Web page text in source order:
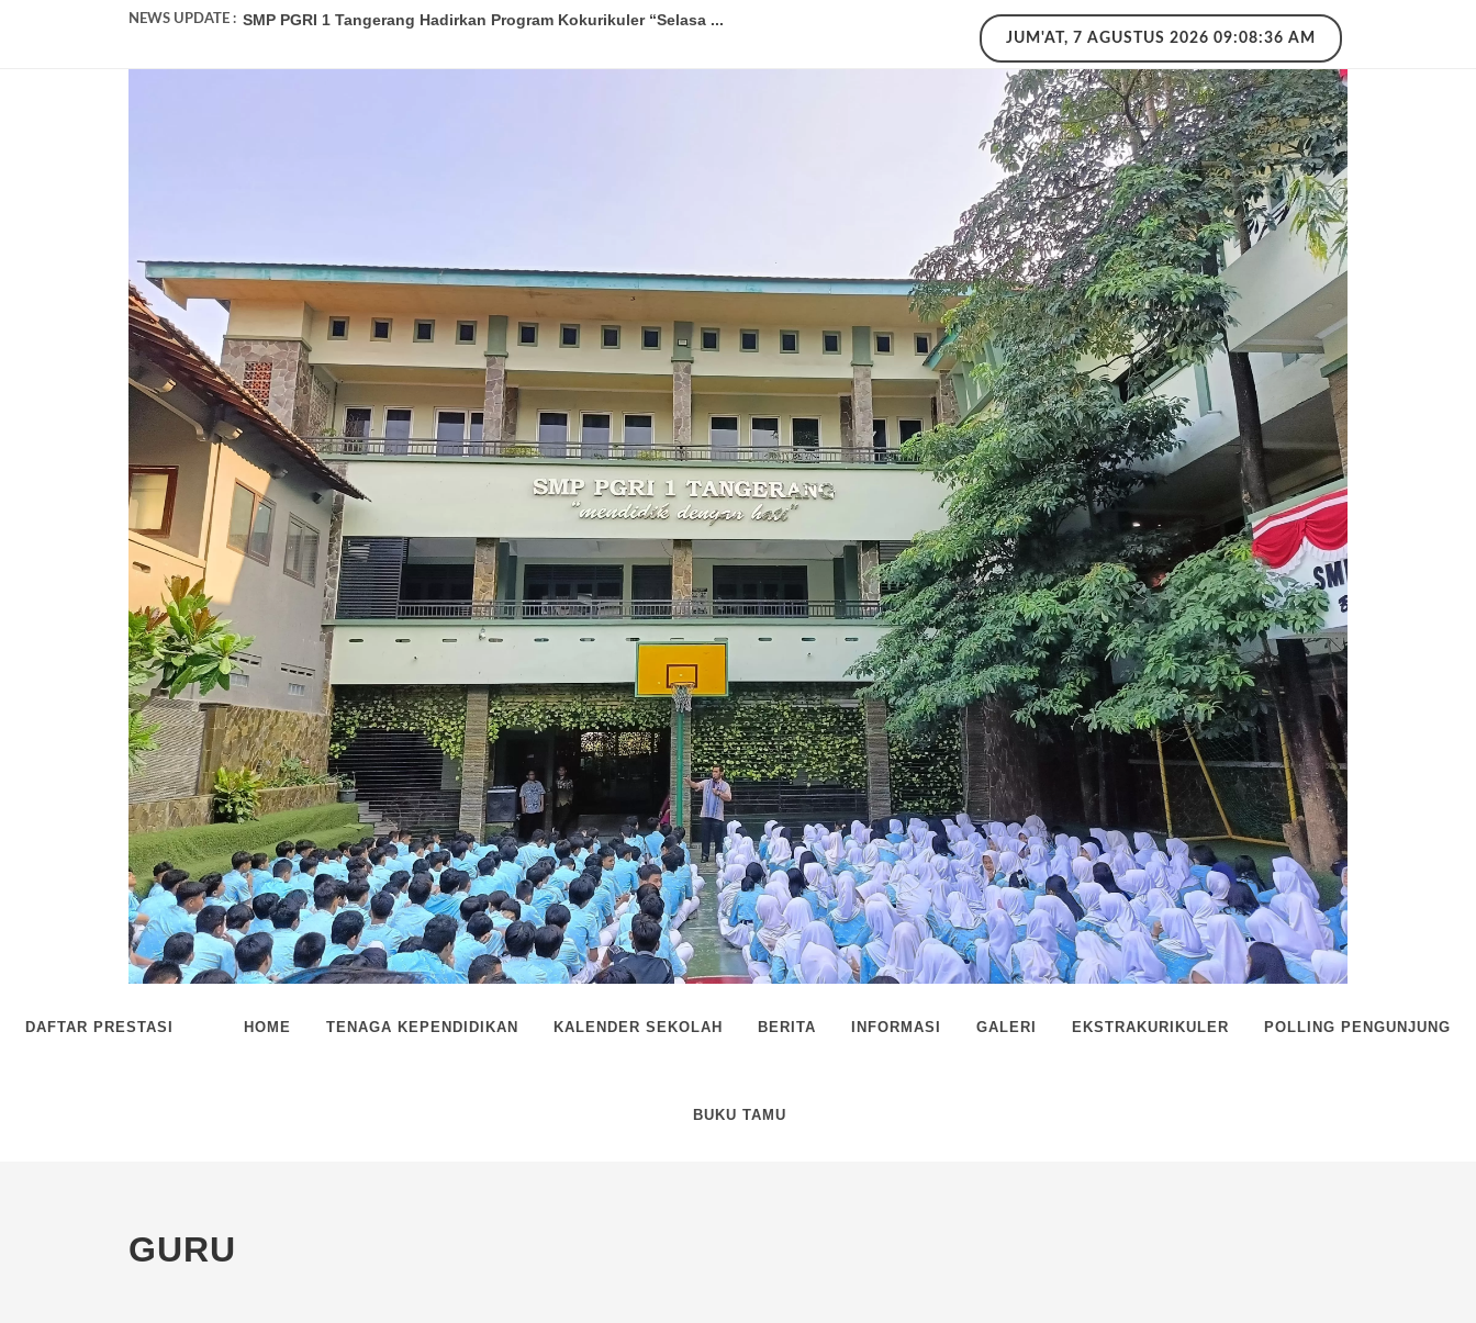
NEWS UPDATE :
Review Perjalanan P5 SMP PGRI 1 Tangerang Tahun Ajaran 2024/...
Lagi! Peserta Didik SMP PGRI 1 Tangerang Raih Prestasi Akade...
Serah Terima Jabatan Kepala Sekolah Baru SMP PGRI 1 Tangeran...
Sambut Siswa Baru, SMP PGRI 1 Tangerang Gelar MPLS Tahun Aja...
SMP PGRI 1 Tangerang Hadirkan Program Kokurikuler “Selasa ...
JUM'AT, 7 AGUSTUS 2026 09:08:37 AM
DAFTAR PRESTASI HOME TENAGA KEPENDIDIKAN KALENDER SEKOLAH BERITA INFORMASI GALERI EKSTRAKURIKULER POLLING PENGUNJUNG
BUKU TAMU
GURU